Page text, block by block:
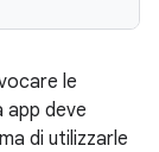
le
app deve
di utilizzarle